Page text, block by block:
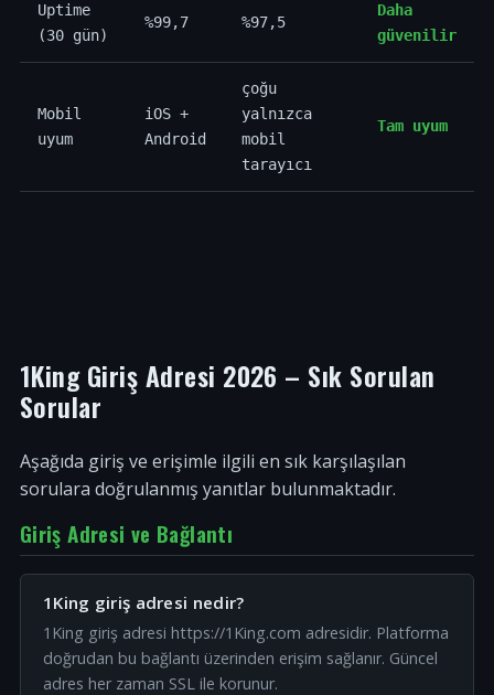
Uptime
(30 gün)
%99,7 %97,5
Daha
güvenilir
Mobil
uyum
iOS +
Android
çoğu
yalnızca
mobil
tarayıcı
Tam uyum
1King Giriş Adresi 2026 – Sık Sorulan
Sorular
Aşağıda giriş ve erişimle ilgili en sık karşılaşılan
sorulara doğrulanmış yanıtlar bulunmaktadır.
Giriş Adresi ve Bağlantı
1King giriş adresi nedir?
1King giriş adresi https://1King.com adresidir. Platforma
doğrudan bu bağlantı üzerinden erişim sağlanır. Güncel
adres her zaman SSL ile korunur.